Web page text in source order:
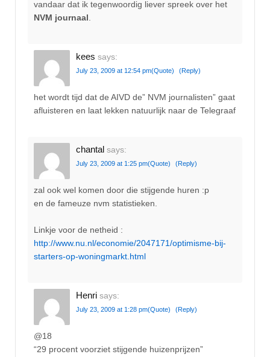
vandaar dat ik tegenwoordig liever spreek over het
NVM journaal.
kees says:
July 23, 2009 at 12:54 pm(Quote) (Reply)
het wordt tijd dat de AIVD de” NVM journalisten” gaat
afluisteren en laat lekken natuurlijk naar de Telegraaf
chantal says:
July 23, 2009 at 1:25 pm(Quote) (Reply)
zal ook wel komen door die stijgende huren :p
en de fameuze nvm statistieken.
Linkje voor de netheid :
http://www.nu.nl/economie/2047171/optimisme-bij-
starters-op-woningmarkt.html
Henri says:
July 23, 2009 at 1:28 pm(Quote) (Reply)
@18
“29 procent voorziet stijgende huizenprijzen”